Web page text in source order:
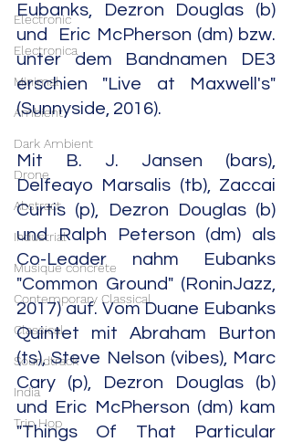
Electronic
Electronica
Minimal
Ambient
Dark Ambient
Drone
Abstract
Industrial
Musique concrète
Contemporary Classical
Classical
Soundtrack
India
Trip Hop
Eubanks, Dezron Douglas (b)
und  Eric McPherson (dm) bzw.
unter dem Bandnamen DE3
erschien "Live at Maxwell's"
(Sunnyside, 2016).
Mit B. J. Jansen (bars),
Delfeayo Marsalis (tb), Zaccai
Curtis (p), Dezron Douglas (b)
und Ralph Peterson (dm) als
Co-Leader nahm Eubanks
"Common Ground" (RoninJazz,
2017) auf. Vom Duane Eubanks
Quintet mit Abraham Burton
(ts), Steve Nelson (vibes), Marc
Cary (p), Dezron Douglas (b)
und Eric McPherson (dm) kam
"Things Of That Particular